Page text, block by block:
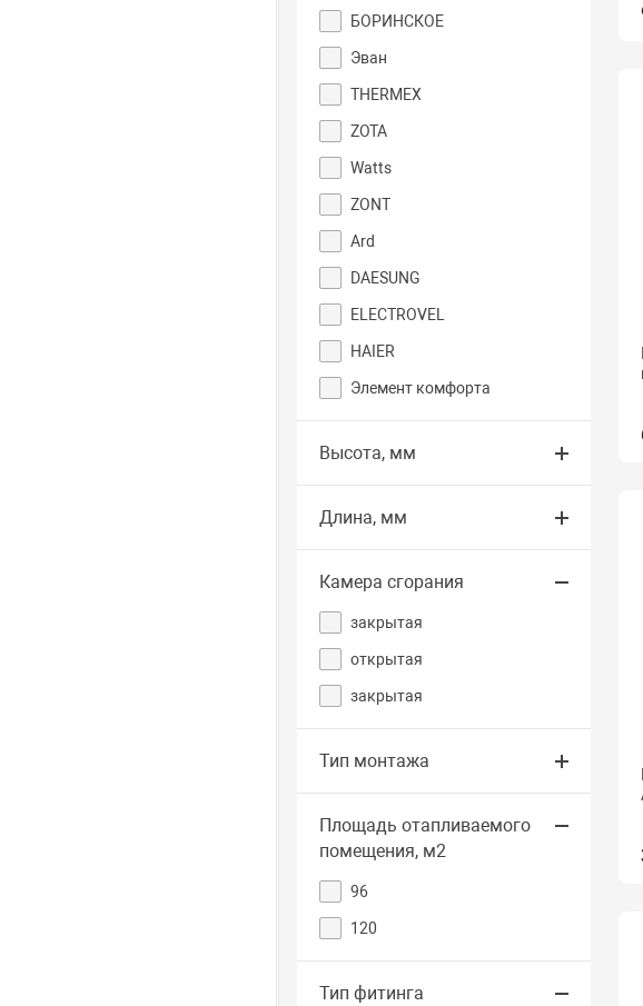
БОРИНСКОЕ
Эван
THERMEX
ZOTA
Watts
ZONT
Ard
DAESUNG
ELECTROVEL
HAIER
Элемент комфорта
Высота, мм
Длина, мм
Камера сгорания
закрытая
открытая
закрытая
Тип монтажа
Площадь отапливаемого
помещения, м2
96
120
Тип фитинга